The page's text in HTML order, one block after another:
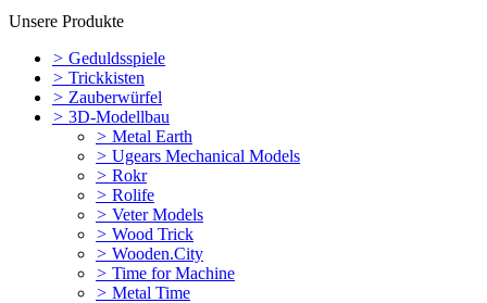
Unsere Produkte
> Geduldsspiele
> Trickkisten
> Zauberwürfel
> 3D-Modellbau
> Metal Earth
> Ugears Mechanical Models
> Rokr
> Rolife
> Veter Models
> Wood Trick
> Wooden.City
> Time for Machine
> Metal Time